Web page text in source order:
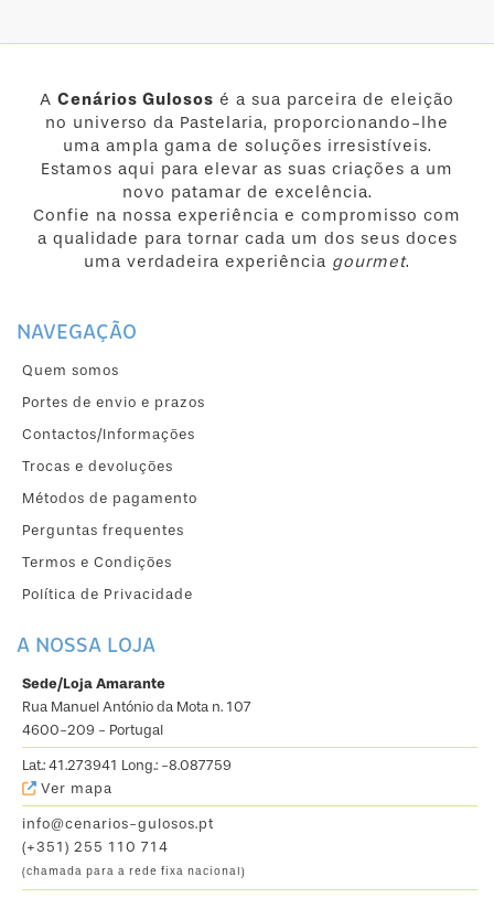
A Cenários Gulosos é a sua parceira de eleição
no universo da Pastelaria, proporcionando-lhe
uma ampla gama de soluções irresistíveis.
Estamos aqui para elevar as suas criações a um
novo patamar de excelência.
Confie na nossa experiência e compromisso com
a qualidade para tornar cada um dos seus doces
uma verdadeira experiência gourmet.
NAVEGAÇÃO
Quem somos
Portes de envio e prazos
Contactos/Informações
Trocas e devoluções
Métodos de pagamento
Perguntas frequentes
Termos e Condições
Política de Privacidade
A NOSSA LOJA
Sede/Loja Amarante
Rua Manuel António da Mota n. 107
4600-209 - Portugal
Lat.: 41.273941 Long.: -8.087759
Ver mapa
info@cenarios-gulosos.pt
(+351) 255 110 714
(chamada para a rede fixa nacional)